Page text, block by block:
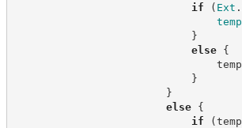
if
( Ext .
temp
}
else {
temp
}
}
else {
if
(temp